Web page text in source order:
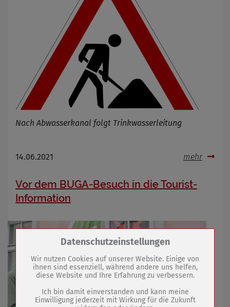
Nach Abwasserkanal folgt Trinkwasserleitung
14.06.2021 mehr
Vor dem BUGA-Besuch in die Tourist-
Information
Zum Betrieb der Seite notwendige Cookies /
Name
PHP Session Cookie
Anbieter
Eigentümer dieser Website (Wenko-
Wenselaar GmbH & Co. KG)
Datenschutzeinstellungen
Wir nutzen Cookies auf unserer Website. Einige von
ihnen sind essenziell, während andere uns helfen,
diese Website und Ihre Erfahrung zu verbessern.
Ich bin damit einverstanden und kann meine
Einwilligung jederzeit mit Wirkung für die Zukunft